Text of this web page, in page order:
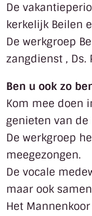
De
kerkelijk Beilen
De werkgroep
zangdienst , Ds.
Ben u ook zo
Kom mee doen
genieten van de
De werkgroep
meegezongen.
De vocale
maar ook
Het